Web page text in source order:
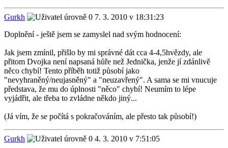
Gurkh
7. 3. 2010 v 18:31:23
Doplnění - ještě jsem se zamyslel nad svým hodnocení:
Jak jsem zmínil, přišlo by mi správné dát cca 4-4,5hvězdy, ale
přitom Dvojka není napsaná hůře než Jednička, jenže jí zdánlivě
něco chybí! Tento příběh totiž působí jako
"nevyhraněný/neujasněný" a "neuzavřený". A sama se mi vnucuje
představa, že mu do úplnosti "něco" chybí! Neumím to lépe
vyjádřit, ale třeba to zvládne někdo jiný...
(Já vím, že se počítá s pokračováním, ale přesto tak působí!)
Gurkh 4. 3. 2010 v 7:51:05